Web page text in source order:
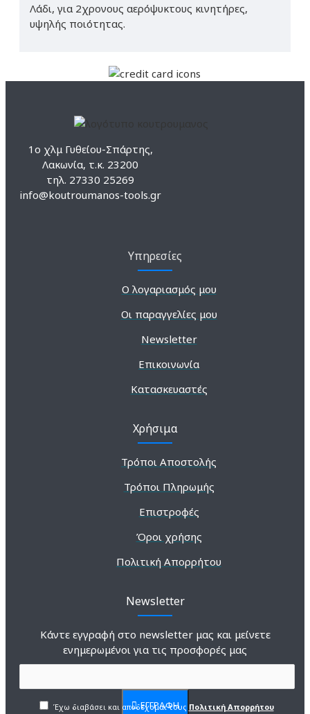
Λάδι, για 2χρονους αερόψυκτους κινητήρες,
υψηλής ποιότητας.
1ο χλμ Γυθείου-Σπάρτης,
Λακωνία, τ.κ. 23200
τηλ. 27330 25269
info@koutroumanos-tools.gr
Υπηρεσίες
Ο λογαριασμός μου
Οι παραγγελίες μου
Newsletter
Επικοινωνία
Κατασκευαστές
Χρήσιμα
Τρόποι Αποστολής
Τρόποι Πληρωμής
Επιστροφές
Όροι χρήσης
Πολιτική Απορρήτου
Newsletter
Κάντε εγγραφή στο newsletter μας και μείνετε
ενημερωμένοι για τις προσφορές μας
ΕΓΓΡΑΦΗ
Έχω διαβάσει και αποδέχομαι τους Πολιτική Απορρήτου